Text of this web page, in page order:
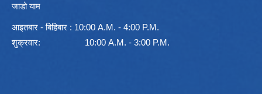
जाडो याम
आइतबार - बिहिबार : 10:00 A.M. - 4:00 P.M.
शुक्रवार: 10:00 A.M. - 3:00 P.M.